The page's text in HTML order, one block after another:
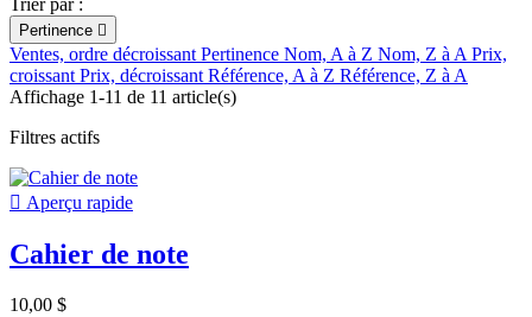
Trier par :
Pertinence 
Ventes, ordre décroissantPertinence Nom, A à Z Nom, Z à APrix,
croissantPrix, décroissantRéférence, A à Z Référence, Z à A
Affichage 1-11 de 11 article(s)
Filtres actifs
 Aperçu rapide
Cahier de note
10,00 $